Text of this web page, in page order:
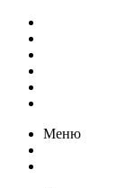
Меню